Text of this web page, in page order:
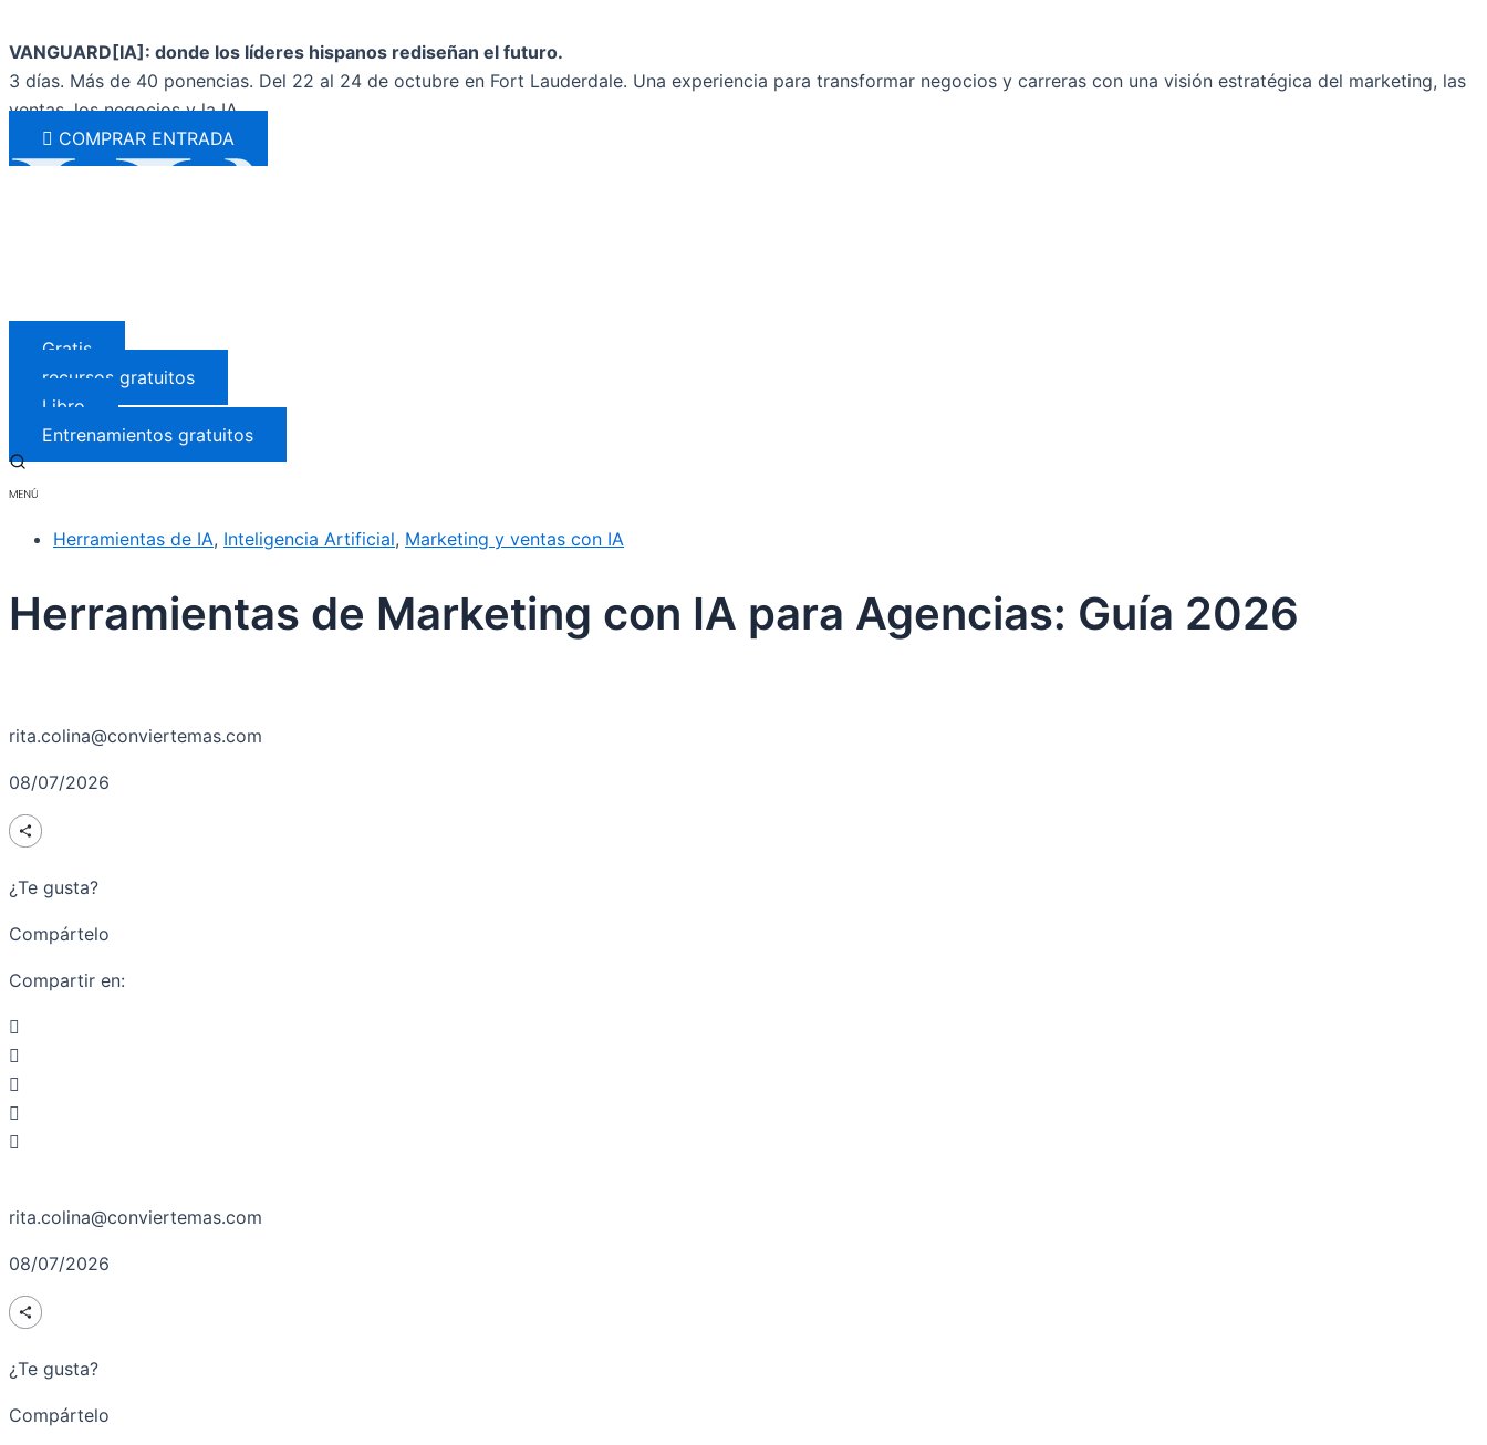
al
contenido
VANGUARD[IA]: donde los líderes hispanos rediseñan el futuro.
3 días. Más de 40 ponencias. Del 22 al 24 de octubre en Fort Lauderdale. Una experiencia para transformar negocios y carreras con una visión estratégica del marketing, las
ventas, los negocios y la IA.
COMPRAR ENTRADA
Gratis
recursos gratuitos
Libro
Entrenamientos gratuitos
Herramientas de IA, Inteligencia Artificial, Marketing y ventas con IA
Herramientas de Marketing con IA para Agencias: Guía 2026
rita.colina@conviertemas.com
08/07/2026
¿Te gusta?
Compártelo
Compartir en:
rita.colina@conviertemas.com
08/07/2026
¿Te gusta?
Compártelo
aquí...
electrónico*